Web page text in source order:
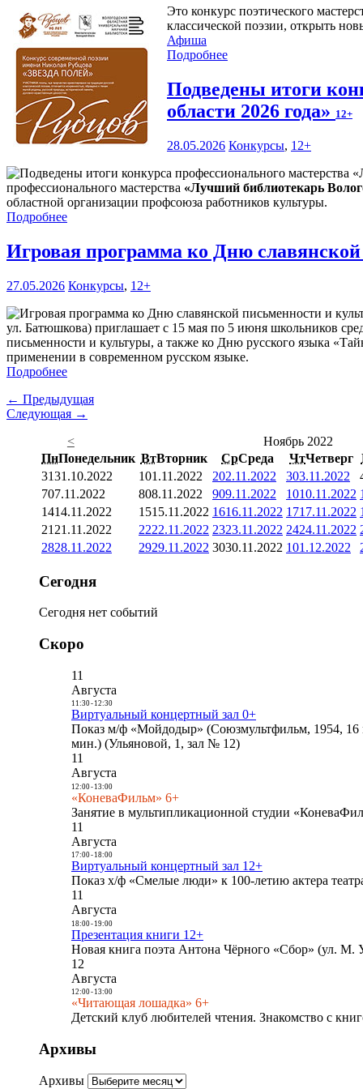
Это конкурс поэтического
классической поэзии, открыть
Афиша
Подробнее
Подведены итоги
области 2026 года» 12+
28.05.2026 Конкурсы, 12+
профессионального мастерства «Лучший библиотекарь
областной организации профсоюза работников культуры.
Подробнее
Игровая программа ко Дню
27.05.2026 Конкурсы, 12+
ул. Батюшкова) приглашает с 15 мая по 5 июня школьников
письменности и культуры, а также ко Дню русского языка
применении в современном русском языке.
Подробнее
← Предыдущая
Следующая →
<
Ноябрь 2022
ПнПонедельник ВтВторник СрСреда ЧтЧетверг
3131.10.2022 101.11.2022 202.11.2022 303.11.2022
707.11.2022 808.11.2022 909.11.2022 1010.11.2022
1414.11.2022 1515.11.2022 1616.11.2022 1717.11.2022
21 21.11.2022 2222.11.2022 2323.11.2022 2424.11.2022
2828.11.2022 2929.11.2022 3030.11.2022 101.12.2022
Сегодня
Сегодня нет событий
Скоро
11
Августа
11:30- 12:30
Виртуальный концертный зал 0+
Показ м/ф «Мойдодыр» (Союзмультфильм, 1954,
мин.) (Ульяновой, 1, зал № 12)
11
Августа
12:00- 13:00
«КоневаФильм» 6+
Занятие в мультипликационной студии
11
Августа
17:00- 18:00
Виртуальный концертный зал 12+
Показ х/ф «Смелые люди» к 100-летию актера
11
Августа
18:00- 19:00
Презентация книги 12+
Новая книга поэта Антона Чёрного «Сбор» (ул. М.
12
Августа
12:00- 13:00
«Читающая лошадка» 6+
Детский клуб любителей чтения. Знакомство с
Архивы
Архивы